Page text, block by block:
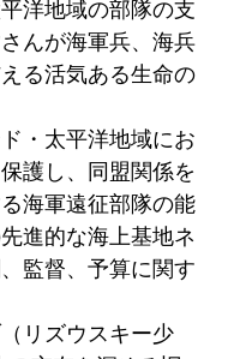
洋地域の部隊の支
んが海軍兵、海兵
る活気ある生命の
・太平洋地域にお
護し、同盟関係を
海軍遠征部隊の能
進的な海上基地ネ
監督、予算に関す
リズウスキー少